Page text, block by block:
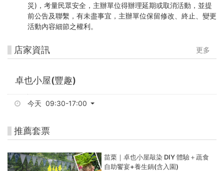
災)，考量民眾安全，主辦單位得辦理延期或取消活動，並提
前公告及聯繫，有未盡事宜，主辦單位保留修改、終止、變更
活動內容細節之權利。
店家資訊 更多
卓也小屋(豐趣)
今天 09:30-17:00
推薦套票
苗栗｜卓也小屋敲染 DIY 體驗＋蔬食
自助饗宴+養生鍋(含入園)